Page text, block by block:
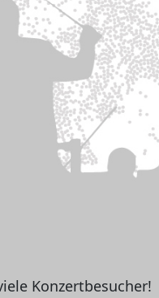
Konzertbesucher!